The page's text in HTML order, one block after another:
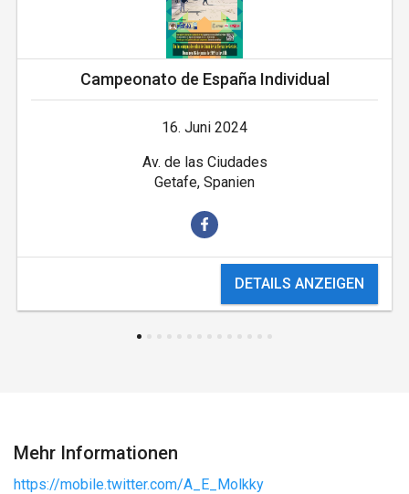
Campeonato de España Individual
16. Juni 2024
Av. de las Ciudades
Getafe, Spanien
DETAILS ANZEIGEN
Mehr Informationen
https://mobile.twitter.com/A_E_Molkky